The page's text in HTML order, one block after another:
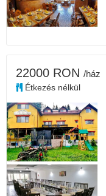
22000 RON /ház
Étkezés nélkül